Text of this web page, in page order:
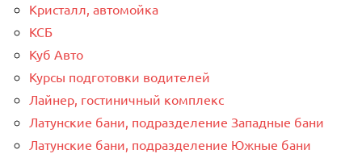
Кристалл, автомойка
КСБ
Куб Авто
Курсы подготовки водителей
Лайнер, гостиничный комплекс
Латунские бани, подразделение Западные бани
Латунские бани, подразделение Южные бани